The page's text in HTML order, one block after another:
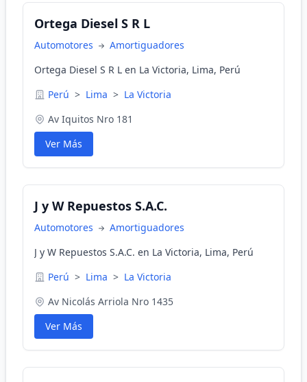
Ortega Diesel S R L
Automotores
Amortiguadores
Ortega Diesel S R L en La Victoria, Lima, Perú
Perú > Lima > La Victoria
Av Iquitos Nro 181
Ver Más
J y W Repuestos S.A.C.
Automotores
Amortiguadores
J y W Repuestos S.A.C. en La Victoria, Lima, Perú
Perú > Lima > La Victoria
Av Nicolás Arriola Nro 1435
Ver Más